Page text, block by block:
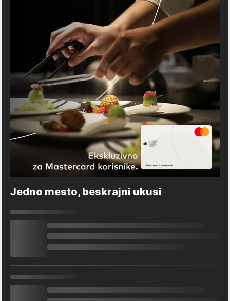
Jedno mesto, beskrajni ukusi